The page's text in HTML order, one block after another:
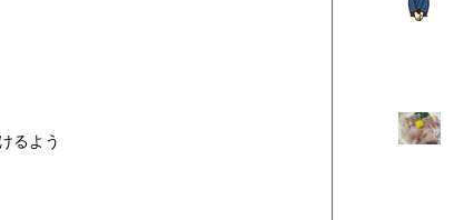
るよう